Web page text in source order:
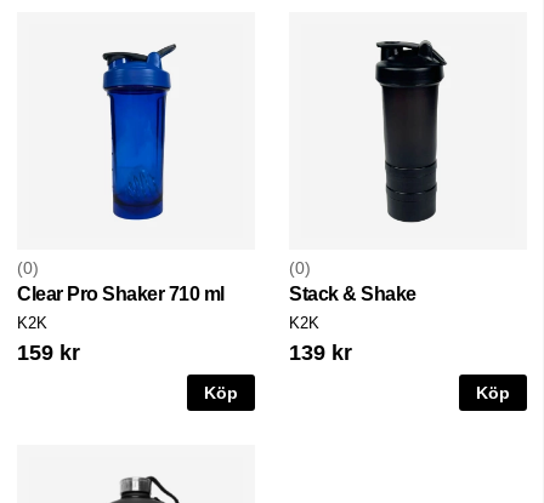
0
Clear Pro Shaker 710 ml
K2K
159 kr
Köp
0
Stack & Shake
K2K
139 kr
Köp